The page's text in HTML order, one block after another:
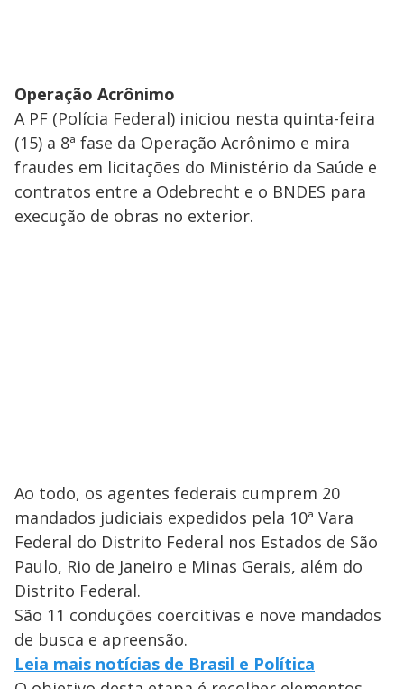
Operação Acrônimo
A PF (Polícia Federal) iniciou nesta quinta-feira
(15) a 8ª fase da Operação Acrônimo e mira
fraudes em licitações do Ministério da Saúde e
contratos entre a Odebrecht e o BNDES para
execução de obras no exterior.
Ao todo, os agentes federais cumprem 20
mandados judiciais expedidos pela 10ª Vara
Federal do Distrito Federal nos Estados de São
Paulo, Rio de Janeiro e Minas Gerais, além do
Distrito Federal.
São 11 conduções coercitivas e nove mandados
de busca e apreensão.
Leia mais notícias de Brasil e Política